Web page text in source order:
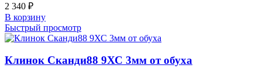
2 340 ₽
В корзину
Быстрый просмотр
Клинок Сканди88 9ХС 3мм от обуха